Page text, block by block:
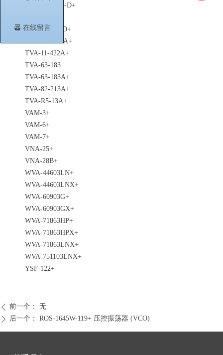
뀣 在线留言
TSY-172LNB-D+
TSY-173LN-D+
TVA-4W-422A+
TVA-11-422A+
TVA-63-183
TVA-63-183A+
TVA-82-213A+
TVA-R5-13A+
VAM-3+
VAM-6+
VAM-7+
VNA-25+
VNA-28B+
WVA-44603LN+
WVA-44603LNX+
WVA-60903G+
WVA-60903GX+
WVA-71863HP+
WVA-71863HPX+
WVA-71863LNX+
WVA-751103LNX+
YSF-122+
ꄴ 前一个： 无
ꄲ 后一个： ROS-1645W-119+ 压控振荡器 (VCO)